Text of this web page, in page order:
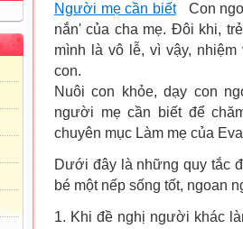
Người mẹ cần biếtCon
nắn' của cha mẹ. Đôi khi,
mình là vô lễ, vì vậy,
con.
Nuôi con khỏe, dạy con
người mẹ cần biết để
chuyên mục Làm mẹ của
Dưới đây là những quy tắc
bé một nếp sống tốt, ngoan
1. Khi đề nghị người khác